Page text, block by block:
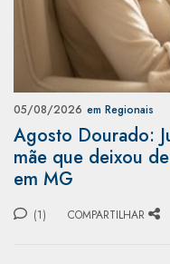
05/08/2026 em Regionais
Agosto Dourado:
mãe que deixou
em MG
(1) COMPARTILHAR